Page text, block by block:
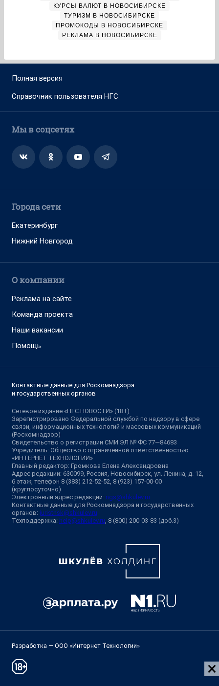
КУРСЫ ВАЛЮТ В НОВОСИБИРСКЕ
ТУРИЗМ В НОВОСИБИРСКЕ
ПРОМОКОДЫ В НОВОСИБИРСКЕ
РЕКЛАМА В НОВОСИБИРСКЕ
Полная версия
Справочник пользователя НГС
Мы в соцсетях
Города сети
Екатеринбург
Нижний Новгород
О компании
Реклама на сайте
Команда проекта
Наши вакансии
Помощь
Контактные данные для Роскомнадзора
и государственных органов
Сетевое издание «НГС.НОВОСТИ» (18+)
Зарегистрировано Федеральной службой по надзору в сфере
связи, информационных технологий и массовых коммуникаций
(Роскомнадзор)
Свидетельство о регистрации СМИ ЭЛ № ФС 77—84683
Учредитель: Общество с ограниченной ответственностью
«ИНТЕРНЕТ ТЕХНОЛОГИИ»
Главный редактор: Громкова Елена Александровна
Адрес редакции: 630099, Россия, Новосибирск, ул. Ленина, д. 12,
6 этаж, телефон 8 (383) 212-52-52, 8 (923) 157-00-00
(круглосуточно)
Электронный адрес редакции: ngs@shkulev.ru
Контактные данные для Роскомнадзора и государственных
органов: juristnsk@shkulev.ru
Техподдержка: help@shkulev.ru , 8 (800) 200-03-83 (доб.3)
Разработка — ООО «Интернет Технологии»